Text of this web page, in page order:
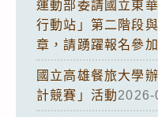
運動部委請國立東
行動站」第二階段
章，請踴躍報名參加
國立高雄餐旅大學
計競賽」活動2026-